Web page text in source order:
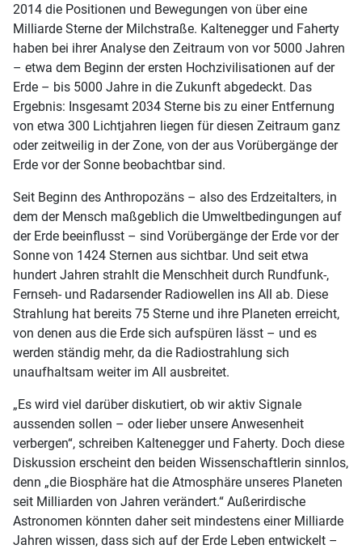
2014 die Positionen und Bewegungen von über eine
Milliarde Sterne der Milchstraße. Kaltenegger und Faherty
haben bei ihrer Analyse den Zeitraum von vor 5000 Jahren
– etwa dem Beginn der ersten Hochzivilisationen auf der
Erde – bis 5000 Jahre in die Zukunft abgedeckt. Das
Ergebnis: Insgesamt 2034 Sterne bis zu einer Entfernung
von etwa 300 Lichtjahren liegen für diesen Zeitraum ganz
oder zeitweilig in der Zone, von der aus Vorübergänge der
Erde vor der Sonne beobachtbar sind.
Seit Beginn des Anthropozäns – also des Erdzeitalters, in
dem der Mensch maßgeblich die Umweltbedingungen auf
der Erde beeinflusst – sind Vorübergänge der Erde vor der
Sonne von 1424 Sternen aus sichtbar. Und seit etwa
hundert Jahren strahlt die Menschheit durch Rundfunk-,
Fernseh- und Radarsender Radiowellen ins All ab. Diese
Strahlung hat bereits 75 Sterne und ihre Planeten erreicht,
von denen aus die Erde sich aufspüren lässt – und es
werden ständig mehr, da die Radiostrahlung sich
unaufhaltsam weiter im All ausbreitet.
„Es wird viel darüber diskutiert, ob wir aktiv Signale
aussenden sollen – oder lieber unsere Anwesenheit
verbergen“, schreiben Kaltenegger und Faherty. Doch diese
Diskussion erscheint den beiden Wissenschaftlerin sinnlos,
denn „die Biosphäre hat die Atmosphäre unseres Planeten
seit Milliarden von Jahren verändert.“ Außerirdische
Astronomen könnten daher seit mindestens einer Milliarde
Jahren wissen, dass sich auf der Erde Leben entwickelt –